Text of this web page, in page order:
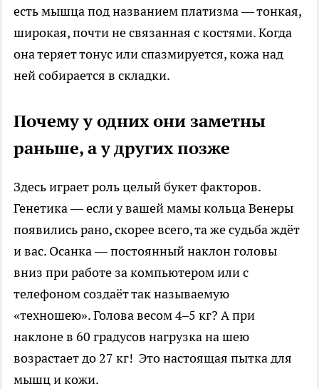
есть мышца под названием платизма — тонкая,
широкая, почти не связанная с костями. Когда
она теряет тонус или спазмируется, кожа над
ней собирается в складки.
Почему у одних они заметны
раньше, а у других позже
Здесь играет роль целый букет факторов.
Генетика — если у вашей мамы кольца Венеры
появились рано, скорее всего, та же судьба ждёт
и вас. Осанка — постоянный наклон головы
вниз при работе за компьютером или с
телефоном создаёт так называемую
«техношею». Голова весом 4–5 кг? А при
наклоне в 60 градусов нагрузка на шею
возрастает до 27 кг! Это настоящая пытка для
мышц и кожи.